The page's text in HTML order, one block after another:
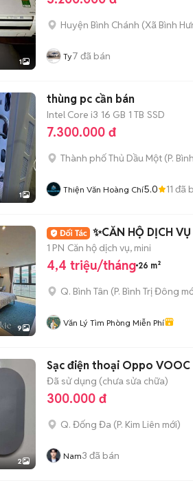
1
Huyện Bình Chánh (Xã Bình
Ty7 đã bán
1
thùng pc cần bán
Intel Core i3 16 GB 1 TB SSD
7.300.000 đ
Thành phố Thủ Dầu Một (P.
Thiện Văn Hoàng Chí5.0 11 đã
9
✨CĂN HỘ DỊCH
1 PN Căn hộ dịch vụ, mini
4,4 triệu/tháng 26 m²
Q. Bình Tân (P. Bình Trị Đông
Văn Lý Tìm Phòng Miễn Phí
2
Sạc điện thoại Oppo VOOC
Đã sử dụng (chưa sửa chữa)
300.000 đ
Q. Đống Đa (P. Kim Liên mới)
Nam3 đã bán